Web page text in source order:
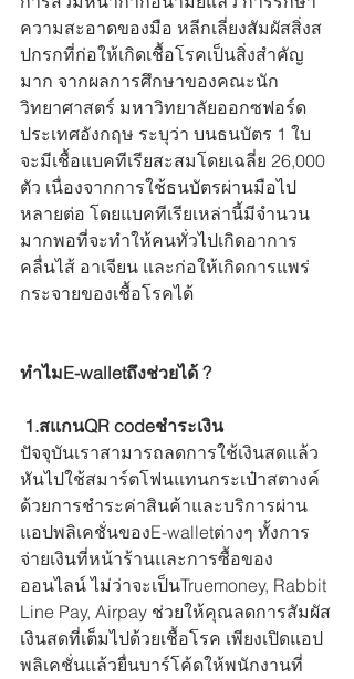
ความสะอาดของมือ หลีกเลี่ยงสัมผัสสิ่งส
ปกรกที่ก่อให้เกิดเชื้อโรคเป็นสิ่งสำคัญ
มาก จากผลการศึกษาของคณะนัก
วิทยาศาสตร์ มหาวิทยาลัยออกซฟอร์ด
ประเทศอังกฤษ ระบุว่า บนธนบัตร 1 ใบ
จะมีเชื้อแบคทีเรียสะสมโดยเฉลี่ย 26,000
ตัว เนื่องจากการใช้ธนบัตรผ่านมือไป
หลายต่อ โดยแบคทีเรียเหล่านี้มีจำนวน
มากพอที่จะทำให้คนทั่วไปเกิดอาการ
คลื่นไส้ อาเจียน และก่อให้เกิดการแพร่
กระจายของเชื้อโรคได้
ทำไมE-walletถึงช่วยได้ ?
1.สแกนQR codeชำระเงิน
ปัจจุบันเราสามารถลดการใช้เงินสดแล้ว
หันไปใช้สมาร์ตโฟนแทนกระเป๋าสตางค์
ด้วยการชำระค่าสินค้าและบริการผ่าน
แอปพลิเคชั่นของE-walletต่างๆ ทั้งการ
จ่ายเงินที่หน้าร้านและการซื้อของ
ออนไลน์ ไม่ว่าจะเป็นTruemoney, Rabbit
Line Pay, Airpay ช่วยให้คุณลดการสัมผัส
เงินสดที่เต็มไปด้วยเชื้อโรค เพียงเปิดแอป
พลิเคชั่นแล้วยื่นบาร์โค้ดให้พนักงานที่